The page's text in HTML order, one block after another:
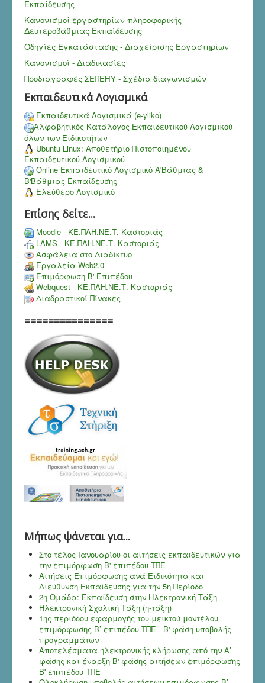
Εκπαίδευσης
Κανονισμοί εργαστηρίων πληροφορικής
Δευτεροβάθμιας Εκπαίδευσης
Οδηγίες Εγκατάστασης - Διαχείρισης Εργαστηρίων
Κανονισμοί - Διαδικασίες
Προδιαγραφές ΣΕΠΕΗΥ - Σχέδια διαγωνισμών
Εκπαιδευτικά Λογισμικά
Εκπαιδευτικά Λογισμικά (e-yliko)
Αλφαβητικός Κατάλογος Εκπαιδευτικού Λογισμικού
όλων των Ειδικοτήτων
Ubuntu Linux: Αποθετήριο Πιστοποιημένου
Εκπαιδευτικού Λογισμικού
Online Εκπαιδευτικό Λογισμικό Α'Βάθμιας &
Β'Βάθμιας Εκπαίδευσης
Ελεύθερο Λογισμικό
Επίσης δείτε...
Moodle - ΚΕ.ΠΛΗ.ΝΕ.Τ. Καστοριάς
LAMS - ΚΕ.ΠΛΗ.ΝΕ.Τ. Καστοριάς
Ασφάλεια στο Διαδίκτυο
Εργαλεία Web2.0
Επιμόρφωση Β' Επιπέδου
Webquest - ΚΕ.ΠΛΗ.ΝΕ.Τ. Καστοριάς
Διαδραστικοί Πίνακες
===============
Mήπως ψάνεται για...
Στο τέλος Ιανουαρίου οι αιτήσεις εκπαιδευτικών για
την επιμόρφωση Β' επιπέδου ΤΠΕ
Αιτήσεις Επιμόρφωσης ανά Ειδικότητα και
Διεύθυνση Εκπαίδευσης για την 5η Περίοδο
2η Ομάδα: Εκπαίδευση στην Ηλεκτρονική Τάξη
Ηλεκτρονική Σχολική Τάξη (η-τάξη)
1ης περιόδου εφαρμογής του μεικτού μοντέλου
επιμόρφωσης Β’ επιπέδου ΤΠΕ - Β' φάση υποβολής
προγραμμάτων
Aποτελέσματα ηλεκτρονικής κλήρωσης από την Α’
φάσης και έναρξη Β' φάσης αιτήσεων επιμόρφωσης
Β' επιπέδου ΤΠΕ